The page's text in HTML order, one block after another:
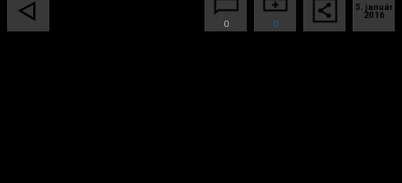
5. január
2016
0
0